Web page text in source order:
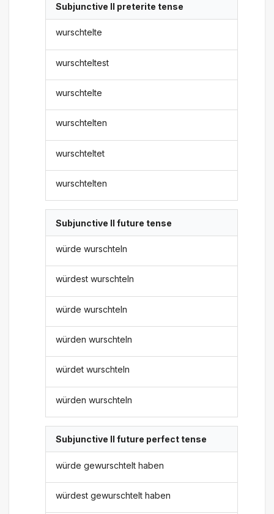
Subjunctive II preterite tense
wurschtelte
wurschteltest
wurschtelte
wurschtelten
wurschteltet
wurschtelten
Subjunctive II future tense
würde wurschteln
würdest wurschteln
würde wurschteln
würden wurschteln
würdet wurschteln
würden wurschteln
Subjunctive II future perfect tense
würde gewurschtelt haben
würdest gewurschtelt haben